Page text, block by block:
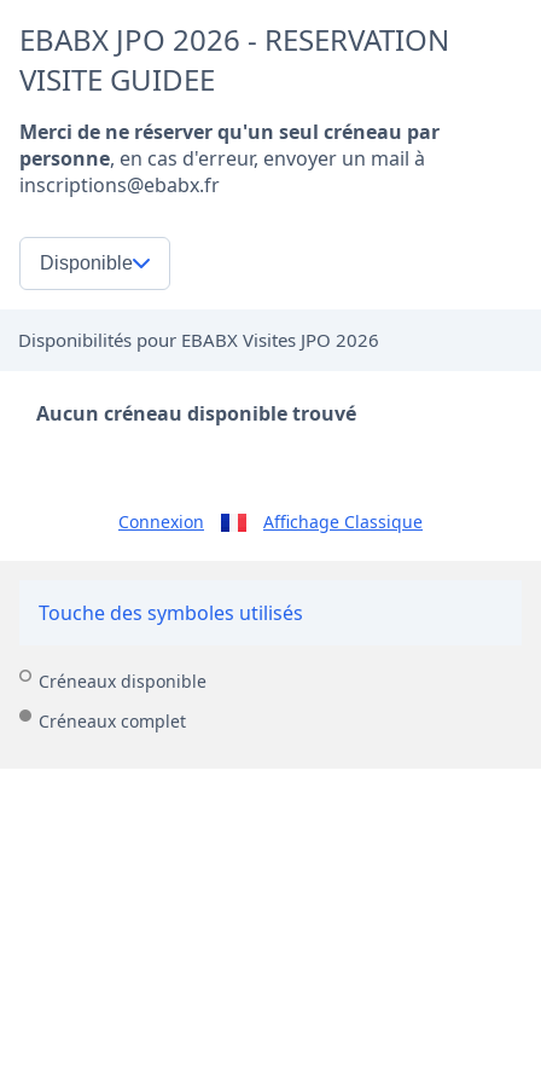
EBABX JPO 2026 - RESERVATION
VISITE GUIDEE
Merci de ne réserver qu'un seul créneau par
personne, en cas d'erreur, envoyer un mail à
inscriptions@ebabx.fr
Disponible
Disponibilités pour EBABX Visites JPO 2026
Aucun créneau disponible trouvé
Connexion Affichage Classique
Touche des symboles utilisés
Créneaux disponible
Créneaux complet